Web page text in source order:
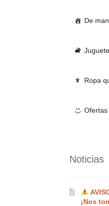
De
Ropa
Ofertas
Noticias
¡Nos